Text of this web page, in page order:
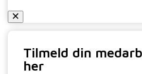
Tilmeld din
her